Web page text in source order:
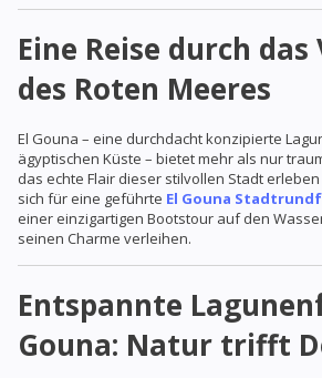
Eine Reise durch das
des Roten Meeres
El Gouna – eine durchdacht konzipierte
ägyptischen Küste – bietet mehr als nur
das echte Flair dieser stilvollen Stadt
sich für eine geführte El Gouna
einer einzigartigen Bootstour auf den
seinen Charme verleihen.
Entspannte
Gouna: Natur trifft